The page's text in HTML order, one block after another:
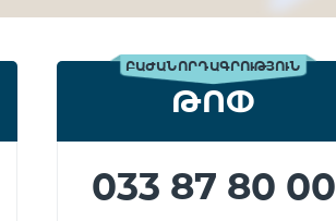
ԲԱԺԱՆՈՐԴԱԳՐՈՒԹՅՈՒՆ
ԹՈՓ
033 87 80 00